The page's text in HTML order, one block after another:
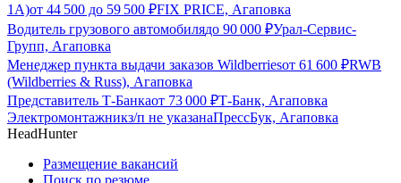
1А)от 44 500 до 59 500 ₽FIX PRICE, Агаповка
Водитель грузового автомобилядо 90 000 ₽Урал-Сервис-
Групп, Агаповка
Менеджер пункта выдачи заказов Wildberriesот 61 600 ₽RWB
(Wildberries & Russ), Агаповка
Представитель Т-Банкаот 73 000 ₽Т-Банк, Агаповка
Электромонтажникз/п не указанаПрессБук, Агаповка
HeadHunter
Размещение вакансий